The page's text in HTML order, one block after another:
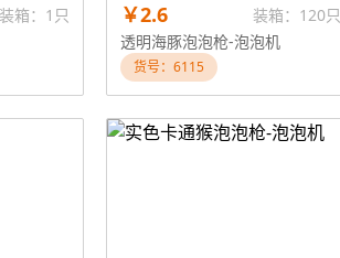
装箱：1只
￥2.6
装箱：120只
透明海豚泡泡枪-泡泡机
货号：6115